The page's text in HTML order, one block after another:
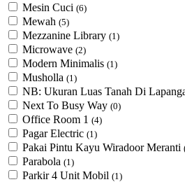
Mesin Cuci (6)
Mewah (5)
Mezzanine Library (1)
Microwave (2)
Modern Minimalis (1)
Musholla (1)
NB: Ukuran Luas Tanah Di
Next To Busy Way (0)
Office Room 1 (4)
Pagar Electric (1)
Pakai Pintu Kayu Wiradoor Meranti
Parabola (1)
Parkir 4 Unit Mobil (1)